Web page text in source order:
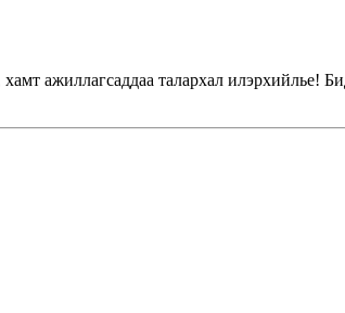
ажиллагсаддаа талархал илэрхийлье!